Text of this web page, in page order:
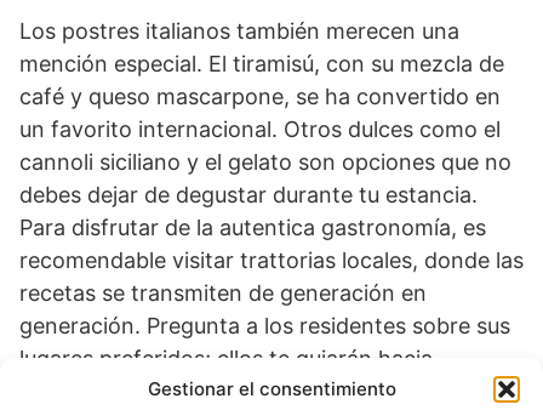
Gestionar el consentimiento
Los postres italianos también merecen una
mención especial. El tiramisú, con su mezcla de
café y queso mascarpone, se ha convertido en
un favorito internacional. Otros dulces como el
cannoli siciliano y el gelato son opciones que no
debes dejar de degustar durante tu estancia.
Para disfrutar de la autentica gastronomía, es
recomendable visitar trattorias locales, donde las
recetas se transmiten de generación en
generación. Pregunta a los residentes sobre sus
lugares preferidos; ellos te guiarán hacia
auténticos rincones culinarios que ofrecen un